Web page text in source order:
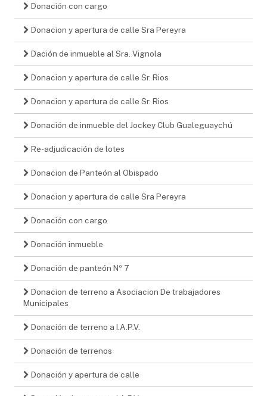
Donación con cargo
Donacion y apertura de calle Sra Pereyra
Dación de inmueble al Sra. Vignola
Donacion y apertura de calle Sr. Rios
Donacion y apertura de calle Sr. Rios
Donación de inmueble del Jockey Club Gualeguaychú
Re-adjudicación de lotes
Donacion de Panteón al Obispado
Donacion y apertura de calle Sra Pereyra
Donación con cargo
Donación inmueble
Donación de panteón Nº 7
Donacion de terreno a Asociacion De trabajadores
Municipales
Donación de terreno a I.A.P.V.
Donación de terrenos
Donación y apertura de calle